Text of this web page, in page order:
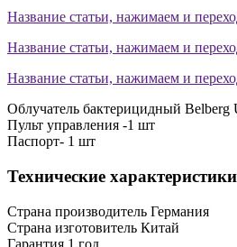
Название статьи, нажимаем и
Название статьи, нажимаем и
Название статьи, нажимаем и
Облучатель бактерицидный Belberg
Пульт управления -1 шт
Паспорт- 1 шт
Технические
Страна производитель Германия
Страна изготовитель Китай
Гарантия 1 год